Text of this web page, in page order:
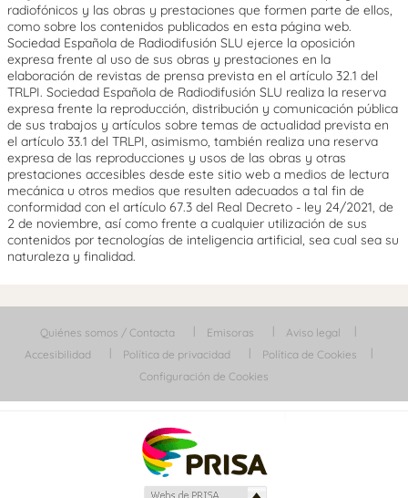
radiofónicos y las obras y prestaciones que formen parte de ellos,
como sobre los contenidos publicados en esta página web.
Sociedad Española de Radiodifusión SLU ejerce la oposición
expresa frente al uso de sus obras y prestaciones en la
elaboración de revistas de prensa prevista en el artículo 32.1 del
TRLPI. Sociedad Española de Radiodifusión SLU realiza la reserva
expresa frente la reproducción, distribución y comunicación pública
de sus trabajos y artículos sobre temas de actualidad prevista en
el artículo 33.1 del TRLPI, asimismo, también realiza una reserva
expresa de las reproducciones y usos de las obras y otras
prestaciones accesibles desde este sitio web a medios de lectura
mecánica u otros medios que resulten adecuados a tal fin de
conformidad con el artículo 67.3 del Real Decreto - ley 24/2021, de
2 de noviembre, así como frente a cualquier utilización de sus
contenidos por tecnologías de inteligencia artificial, sea cual sea su
naturaleza y finalidad.
Quiénes somos / Contacta Emisoras
Aviso legal
Accesibilidad
Política de privacidad
Política de Cookies
Configuración de Cookies